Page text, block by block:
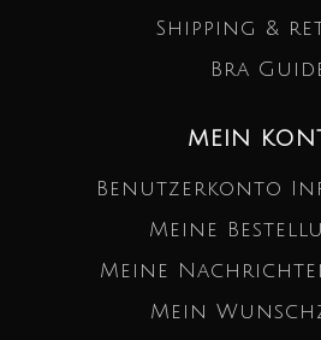
Shipping &
Bra
MEIN
Benutzerkonto
Meine
Meine
Mein